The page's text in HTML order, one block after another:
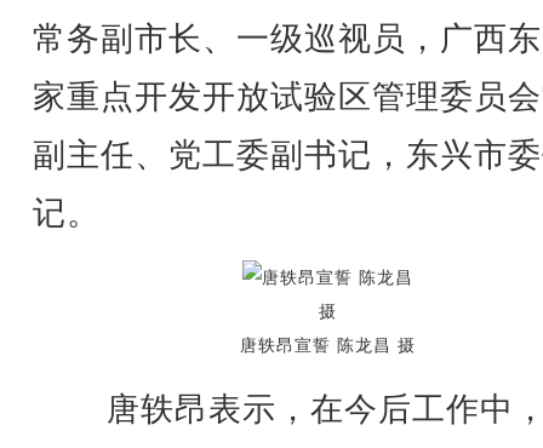
常务副市长、一级巡视员，广西
家重点开发开放试验区管理委员
副主任、党工委副书记，东兴市
记。
唐轶昂宣誓 陈龙昌 摄
唐轶昂表示，在今后工作中